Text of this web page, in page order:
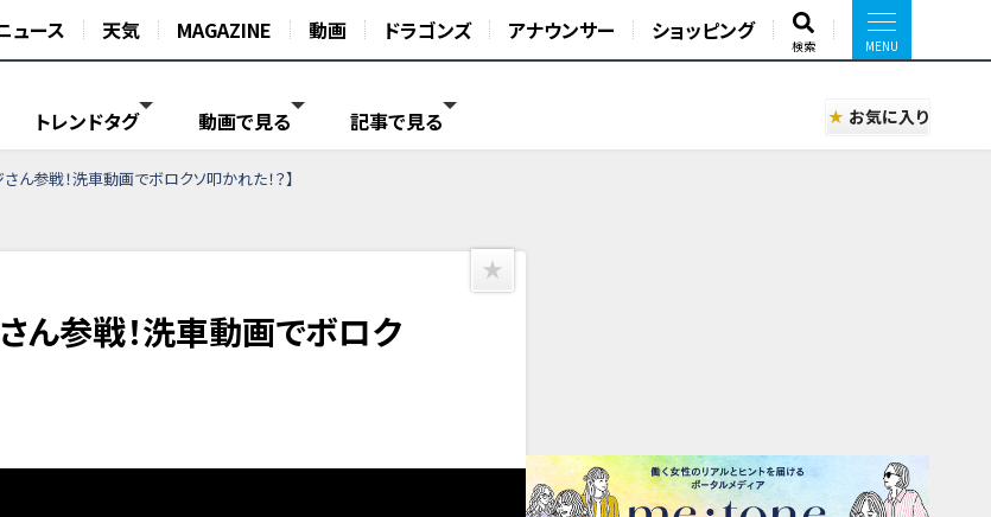
ュース 天気 MAGAZINE 動画 ドラゴンズ アナウンサー ショッピング
検索
トレンドタグ 動画で見る 記事で見る お気に入り
ん参戦！洗車動画でボロクソ叩かれた！？】
ん参戦！洗車動画でボロク